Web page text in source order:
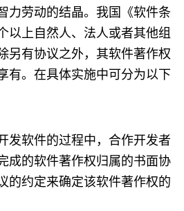
力劳动的结晶。我国《软件条
以上自然人、法人或者其他组
另有协议之外，其软件著作权
有。在具体实施中可分为以下
软件的过程中，合作开发者
成的软件著作权归属的书面协
的约定来确定该软件著作权的